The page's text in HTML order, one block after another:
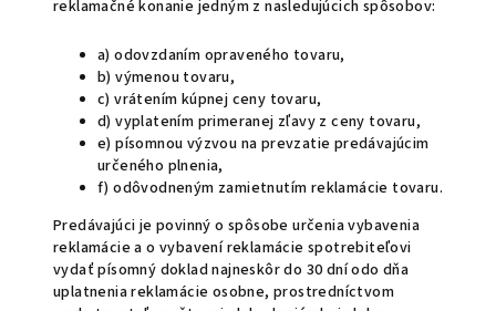
reklamačné konanie jedným z nasledujúcich spôsobov:
a) odovzdaním opraveného tovaru,
b) výmenou tovaru,
c) vrátením kúpnej ceny tovaru,
d) vyplatením primeranej zľavy z ceny tovaru,
e) písomnou výzvou na prevzatie predávajúcim
určeného plnenia,
f) odôvodneným zamietnutím reklamácie tovaru.
Predávajúci je povinný o spôsobe určenia vybavenia
reklamácie a o vybavení reklamácie spotrebiteľovi
vydať písomný doklad najneskôr do 30 dní odo dňa
uplatnenia reklamácie osobne, prostredníctvom